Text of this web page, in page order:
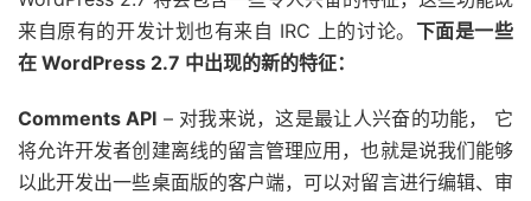
来自原有的开发计划也有来自 IRC 上的讨论。 下面是一些
在 WordPress 2.7 中出现的新的特征：
Comments API – 对我来说，这是最让人兴奋的功能， 它
将允许开发者创建离线的留言管理应用，也就是说我们能够
以此开发出一些桌面版的客户端，可以对留言进行编辑、审